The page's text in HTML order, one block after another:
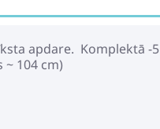
apdare. Komplektā -5
~ 104 cm)